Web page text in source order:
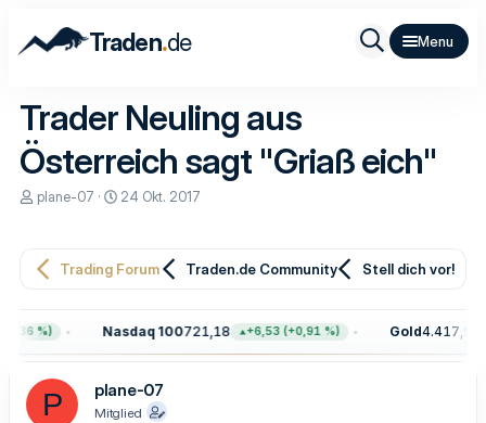
Traden.de
Trader Neuling aus
Österreich sagt "Griaß eich"
E
e
r
plane-07
E
e
a
m
24 Okt. 2017
Trading Forum Traden.de Community Stell dich vor!
%) Nasdaq 100721,18 +6,53 (+0,91 %) Gold4.417,90
P plane-07
Mitglied